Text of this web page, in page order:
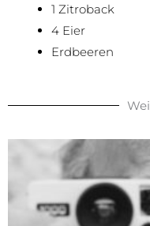
1 Zitroback
4 Eier
Erdbeeren